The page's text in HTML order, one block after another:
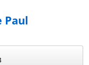
Paul